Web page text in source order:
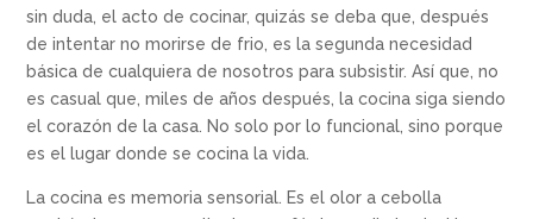
sin duda, el acto de cocinar, quizás se deba que, después
de intentar no morirse de frio, es la segunda necesidad
básica de cualquiera de nosotros para subsistir. Así que, no
es casual que, miles de años después, la cocina siga siendo
el corazón de la casa. No solo por lo funcional, sino porque
es el lugar donde se cocina la vida.
La cocina es memoria sensorial. Es el olor a cebolla